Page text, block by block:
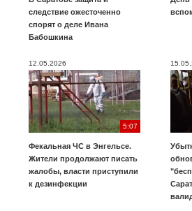
следствие ожесточенно
спорят о деле Ивана
Бабошкина
12.05.2026
5:07
Фекальная ЧС в Энгельсе.
Жители продолжают писать
жалобы, власти приступили
к дезинфекции